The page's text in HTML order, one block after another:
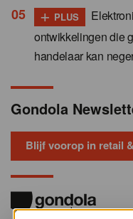
+ PLUS
ontwikkelingen die
handelaar kan
Gondola
Blijf voorop in retail